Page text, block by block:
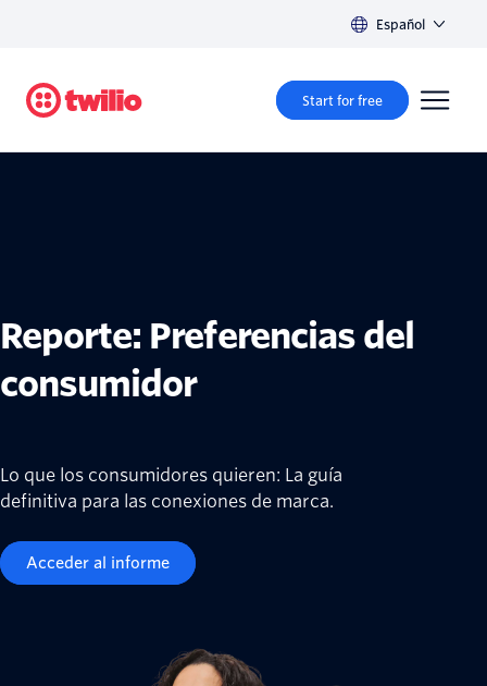
Español
Start for free
Reporte: Preferencias del
consumidor
Lo que los consumidores quieren: La guía
definitiva para las conexiones de marca.
Acceder al informe